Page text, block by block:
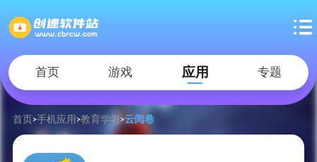
首页 游戏 应用 专题
首页 手机应用 教育学习 云阅卷